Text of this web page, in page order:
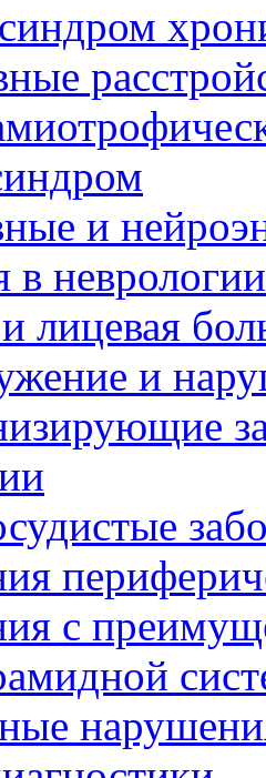
и
в неврологии
лицевая
и
с